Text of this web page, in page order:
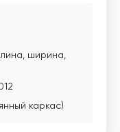
ширина,
каркас)